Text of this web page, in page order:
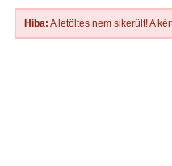
Hiba: A letöltés nem sikerült! A